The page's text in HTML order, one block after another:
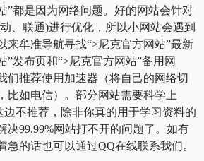
”都是因为网络问题。好的网站会针对
、联通)进行优化，所以小网站会遇到
来牟准导航寻找“>尼克官方网站”最新
”发布页和“>尼克官方网站”备用网
们推荐使用加速器（将自己的网络切
比如电信）。部分网站需要科学上
边不推荐，除非你真的用于学习资料的
决99.99%网站打不开的问题了。如有
急的话也可以通过QQ在线联系我们。